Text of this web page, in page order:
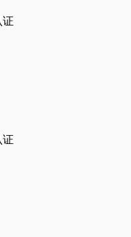
证
证